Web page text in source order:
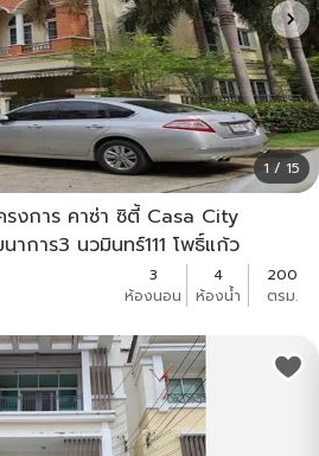
1 / 15
รงการ คาซ่า ซิตี้ Casa City
การ3 นวมินทร์111 โพธิ์แก้ว
3
ห้องนอน
4
ห้องน้ำ
200
ตรม.